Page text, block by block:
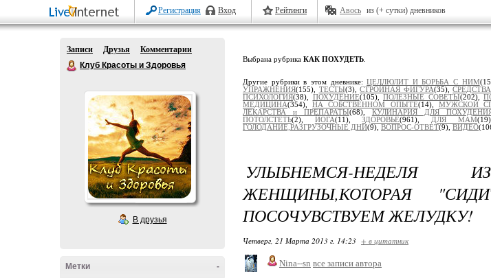
Регистрация Вход Рейтинги Авось из (+ сутки) дневников
Записи Друзья
Комментарии
Клуб Красоты и Здоровья
В друзья
-
Метки
Выбрана рубрика КАК ПОХУДЕТЬ
Другие рубрики в этом дневнике:ЦЕЛЛЮЛИТ И БОРЬБА С НИМ
УПРАЖНЕНИЯ(155), ТЕСТЫ(3),СТРОЙНАЯ ФИГУРА(35),
ПСИХОЛОГИЯ(38), ПОХУДЕНИЕ(105), ПОЛЕЗНЫЕ СОВЕТЫ(202),
МЕДИЦИНА(354),НА СОБСТВЕННОМ ОПЫТЕ(14), МУЖСКОЙ
ЛЕКАРСТВА и ПРЕПАРАТЫ(68), КУЛИНАРИЯ ДЛЯ
ПОТОЛСТЕТЬ(2), ЙОГА(11),ЗДОРОВЬЕ(961), ДЛЯ МАМ
ГОЛОДАНИЕ,РАЗГРУЗОЧНЫЕ ДНИ(9), ВОПРОС-ОТВЕТ(9), ВИДЕО
УЛЫБНЕМСЯ-
ЖЕНЩИНЫ,КОТОРАЯ
ПОСОЧУВСТВУЕМ ЖЕЛУДКУ!
Четверг, 21 Марта 2013 г. 14:23 + в цитатник
Nina--sn все записи автора